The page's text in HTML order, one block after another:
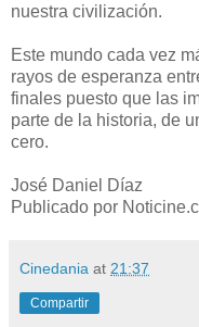
nuestra civilización.
Este mundo cada vez
rayos de esperanza
finales puesto que las
parte de la historia, de
cero.
José Daniel Díaz
Publicado por
Cinedania at 21:37
Compartir